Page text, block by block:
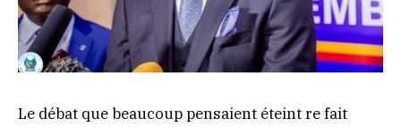
Le débat que beaucoup pensaient éteint re fait